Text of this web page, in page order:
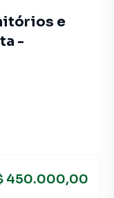
e
-
450.000,00